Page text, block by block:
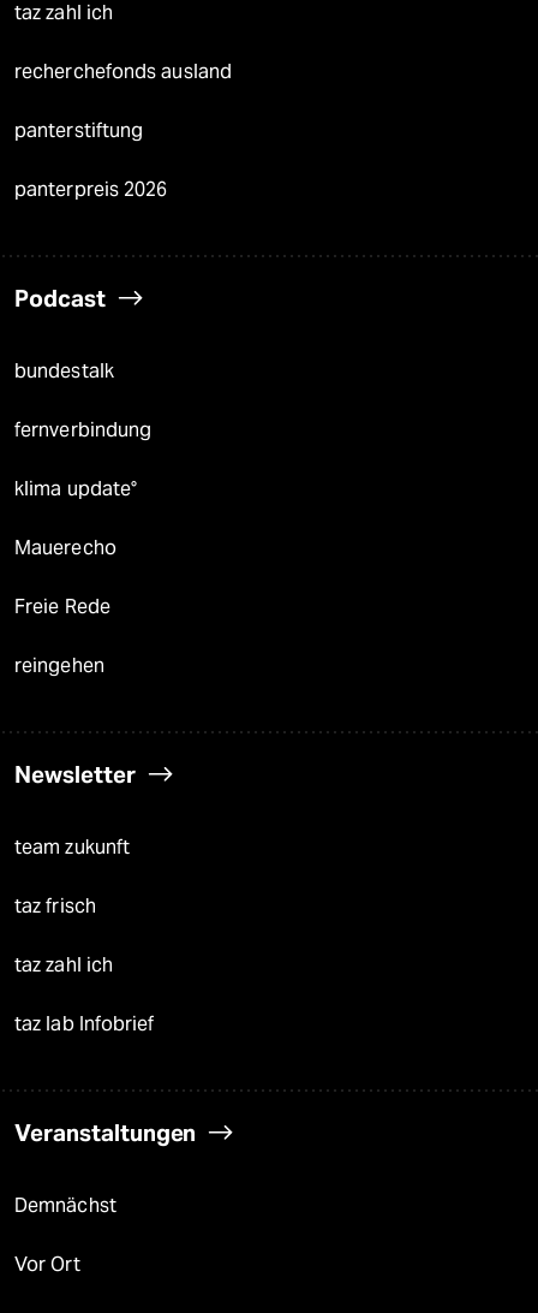
taz zahl ich
recherchefonds ausland
panterstiftung
panterpreis 2026
Podcast
bundestalk
fernverbindung
klima update°
Mauerecho
Freie Rede
reingehen
Newsletter
team zukunft
taz frisch
taz zahl ich
taz lab Infobrief
Veranstaltungen
Demnächst
Vor Ort